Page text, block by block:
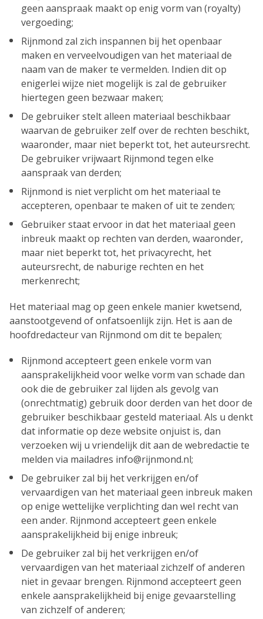
geen aanspraak maakt op enig vorm van (royalty)
vergoeding;
Rijnmond zal zich inspannen bij het openbaar
maken en verveelvoudigen van het materiaal de
naam van de maker te vermelden. Indien dit op
enigerlei wijze niet mogelijk is zal de gebruiker
hiertegen geen bezwaar maken;
De gebruiker stelt alleen materiaal beschikbaar
waarvan de gebruiker zelf over de rechten beschikt,
waaronder, maar niet beperkt tot, het auteursrecht.
De gebruiker vrijwaart Rijnmond tegen elke
aanspraak van derden;
Rijnmond is niet verplicht om het materiaal te
accepteren, openbaar te maken of uit te zenden;
Gebruiker staat ervoor in dat het materiaal geen
inbreuk maakt op rechten van derden, waaronder,
maar niet beperkt tot, het privacyrecht, het
auteursrecht, de naburige rechten en het
merkenrecht;
Het materiaal mag op geen enkele manier kwetsend,
aanstootgevend of onfatsoenlijk zijn. Het is aan de
hoofdredacteur van Rijnmond om dit te bepalen;
Rijnmond accepteert geen enkele vorm van
aansprakelijkheid voor welke vorm van schade dan
ook die de gebruiker zal lijden als gevolg van
(onrechtmatig) gebruik door derden van het door de
gebruiker beschikbaar gesteld materiaal. Als u denkt
dat informatie op deze website onjuist is, dan
verzoeken wij u vriendelijk dit aan de webredactie te
melden via mailadres info@rijnmond.nl;
De gebruiker zal bij het verkrijgen en/of
vervaardigen van het materiaal geen inbreuk maken
op enige wettelijke verplichting dan wel recht van
een ander. Rijnmond accepteert geen enkele
aansprakelijkheid bij enige inbreuk;
De gebruiker zal bij het verkrijgen en/of
vervaardigen van het materiaal zichzelf of anderen
niet in gevaar brengen. Rijnmond accepteert geen
enkele aansprakelijkheid bij enige gevaarstelling
van zichzelf of anderen;